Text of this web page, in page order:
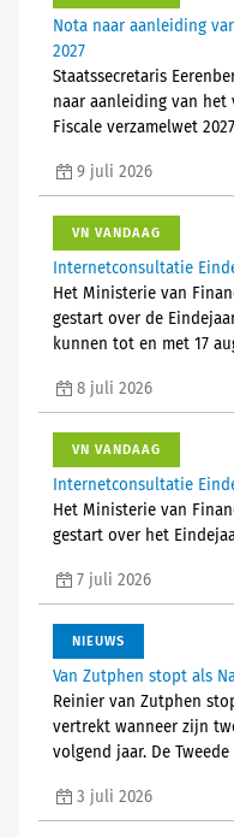
Nota naar aanleiding
2027
Staatssecretaris
naar aanleiding van
Fiscale verzamelwet
9 juli 2026
VN VANDAAG
Internetconsultatie
Het Ministerie van
gestart over de
kunnen tot en met 17
8 juli 2026
VN VANDAAG
Internetconsultatie
Het Ministerie van
gestart over het
7 juli 2026
NIEUWS
Van Zutphen stopt als
Reinier van Zutphen
vertrekt wanneer zijn
volgend jaar. De
3 juli 2026